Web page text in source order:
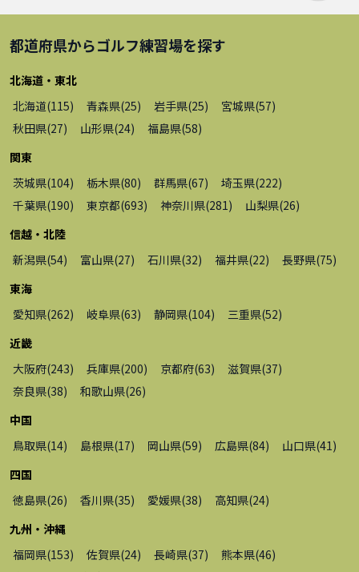
都道府県からゴルフ練習場を探す
北海道・東北
北海道(115) 青森県(25) 岩手県(25) 宮城県(57)
秋田県(27) 山形県(24) 福島県(58)
関東
茨城県(104) 栃木県(80) 群馬県(67) 埼玉県(222)
千葉県(190) 東京都(693) 神奈川県(281 ) 山梨県(26)
信越・北陸
新潟県(54) 富山県(27) 石川県(32) 福井県(22) 長野県(75)
東海
愛知県(262) 岐阜県(63) 静岡県(104) 三重県(52)
近畿
大阪府(243) 兵庫県(200) 京都府(63) 滋賀県(37)
奈良県(38) 和歌山県(26)
中国
鳥取県(14) 島根県(17) 岡山県(59) 広島県(84) 山口県(41 )
四国
徳島県(26) 香川県(35) 愛媛県(38) 高知県(24)
九州・沖縄
福岡県(153) 佐賀県(24) 長崎県(37) 熊本県(46)